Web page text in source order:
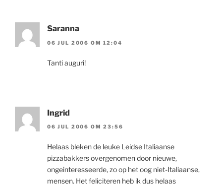
Saranna
06 JUL 2006 OM 12:04
Tanti auguri!
Ingrid
06 JUL 2006 OM 23:56
Helaas bleken de leuke Leidse Italiaanse
pizzabakkers overgenomen door nieuwe,
ongeinteresseerde, zo op het oog niet-Italiaanse,
mensen. Het feliciteren heb ik dus helaas